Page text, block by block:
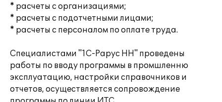
* расчеты с организациями;
* расчеты с подотчетными лицами;
* расчеты с персоналом по оплате труда.
Специалистами "1С-Рарус НН" проведены
работы по вводу программы в промшленню
эксплуатацию, настройки справочников и
отчетов, осуществляется сопровождение